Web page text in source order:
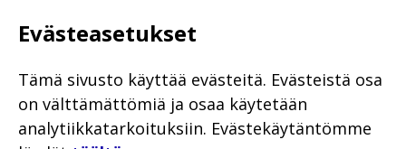
Ilmoita järjestösi järjestöhakemistoon
Järjestötietäjä-testi
Anna palautetta
Saavutettavuusseloste
Evästeasetukset
Tämä sivusto käyttää evästeitä. Evästeistä osa
on välttämättömiä ja osaa käytetään
analytiikkatarkoituksiin. Evästekäytäntömme